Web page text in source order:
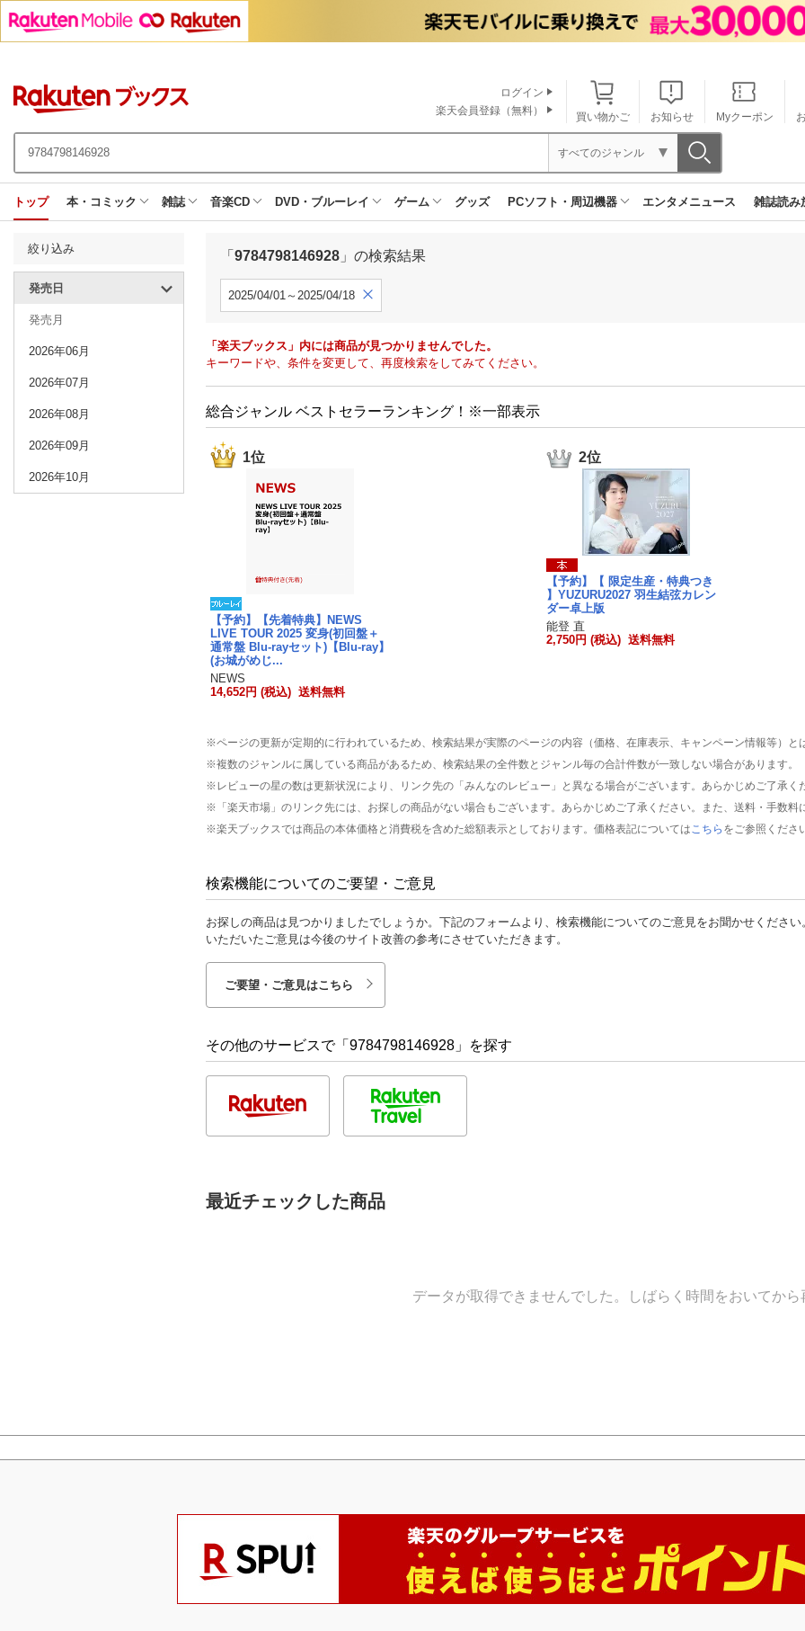
買い物かご お知らせ Myクーポン
ログイン
楽天会員登録（無料）
すべてのジャンル
トップ 本・コミック 雑誌 音楽CD DVD・ブルーレイ ゲーム グッズ PCソフト・周辺機器 エンタメニュース 雑誌読み
絞り込み
発売日
発売月
2026年06月
2026年07月
2026年08月
2026年09月
2026年10月
「 9784798146928 」の検索結果
2025/04/01～2025/04/18
「楽天ブックス」内には商品が見つかりませんでした。
キーワードや、条件を変更して、再度検索をしてみてください。
総合ジャンル ベストセラーランキング！※一部表示
1位
【予約】【先着特典】NEWS
LIVE TOUR 2025 変身(初回盤＋
通常盤 Blu-rayセット)【Blu-ray】
(お城がめじ...
NEWS
14,652円 (税込) 送料無料
2位
【予約】【 限定生産・特典つき
】YUZURU2027 羽生結弦カレン
ダー卓上版
能登 直
2,750円 (税込) 送料無料
※ページの更新が定期的に行われているため、検索結果が実際のページの内容（価格、在庫表示、キャンペーン情報等）と
※複数のジャンルに属している商品があるため、検索結果の全件数とジャンル毎の合計件数が一致しない場合があります。
※レビューの星の数は更新状況により、リンク先の「みんなのレビュー」と異なる場合がございます。あらかじめご了承く
※「楽天市場」のリンク先には、お探しの商品がない場合もございます。あらかじめご了承ください。また、送料・手数料
※楽天ブックスでは商品の本体価格と消費税を含めた総額表示としております。価格表記については こちら をご参照くださ
検索機能についてのご要望・ご意見
お探しの商品は見つかりましたでしょうか。下記のフォームより、検索機能についてのご意見をお聞かせください
いただいたご意見は今後のサイト改善の参考にさせていただきます。
ご要望・ご意見はこちら
その他のサービスで「9784798146928」を探す
最近チェックした商品
データが取得できませんでした。しばらく時間をおいてから